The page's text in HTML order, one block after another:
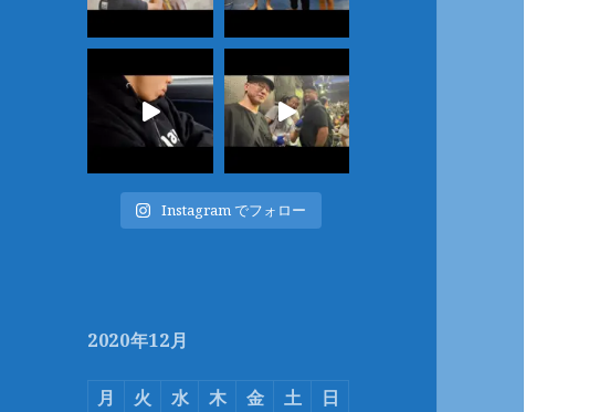
Instagram でフォロー
2020年12月
月 火 水 木 金 土
日